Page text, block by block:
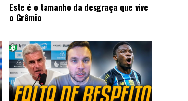
Este é o tamanho da desgraça que vive
o Grêmio